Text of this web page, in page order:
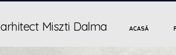
arhitect Miszti Dalma ACASĂ